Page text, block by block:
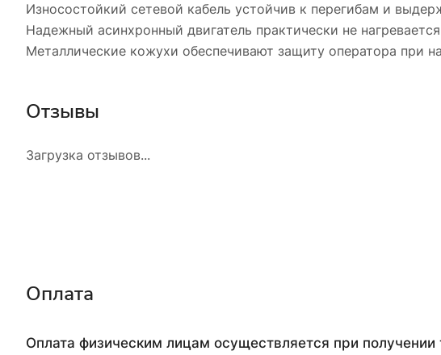
Износостойкий сетевой кабель устойчив к перегибам и
Надежный асинхронный двигатель практически не
Металлические кожухи обеспечивают защиту оператора при
Отзывы
Загрузка отзывов...
Оплата
Оплата физическим лицам осуществляется при получении